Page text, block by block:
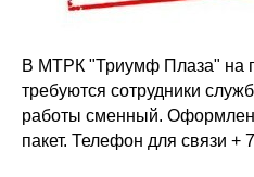
В МТРК "Триумф Плаза" на
требуются сотрудники
работы сменный.
пакет. Телефон для связи +